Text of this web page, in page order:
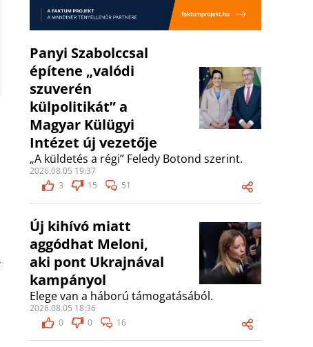
Panyi Szabolccsal
építene „valódi
szuverén
külpolitikát” a
Magyar Külügyi
Intézet új vezetője
„A küldetés a régi” Feledy Botond szerint.
2026.08.05 19:37
3
15 51
Új kihívó miatt
aggódhat Meloni,
aki pont Ukrajnával
kampányol
Elege van a háború támogatásából.
2026.08.05 18:36
0
0 16